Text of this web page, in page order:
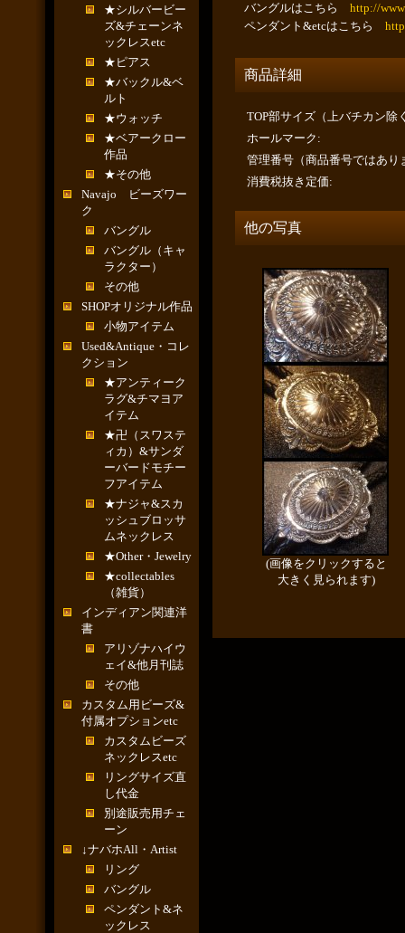
★シルバービー
ズ&チェーンネ
ックレスetc
★ピアス
★バックル&ベ
ルト
★ウォッチ
★ベアークロー
作品
★その他
Navajo ビーズワー
ク
バングル
バングル（キャ
ラクター）
その他
SHOPオリジナル作品
小物アイテム
Used&Antique・コレ
クション
★アンティーク
ラグ&チマヨア
イテム
★卍（スワステ
ィカ）&サンダ
ーバードモチー
フアイテム
★ナジャ&スカ
ッシュブロッサ
ムネックレス
★Other・Jewelry
★collectables
（雑貨）
インディアン関連洋
書
アリゾナハイウ
ェイ&他月刊誌
その他
カスタム用ビーズ&
付属オプションetc
カスタムビーズ
ネックレスetc
リングサイズ直
し代金
別途販売用チェ
ーン
↓ナバホAll・Artist
リング
バングル
ペンダント&ネ
ックレス
バングルはこちら http://
ペンダント&etcはこちら
商品詳細
TOP部サイズ（上バチカン除
ホールマーク :
管理番号（商品番号ではあり
消費税抜き定価:
他の写真
(画像をクリックすると
大きく見られます)